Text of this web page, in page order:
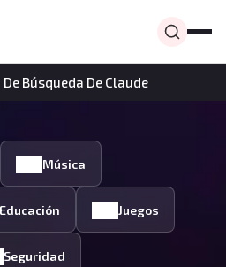
Búsqueda De Claude
Música
Educación Juegos
Seguridad